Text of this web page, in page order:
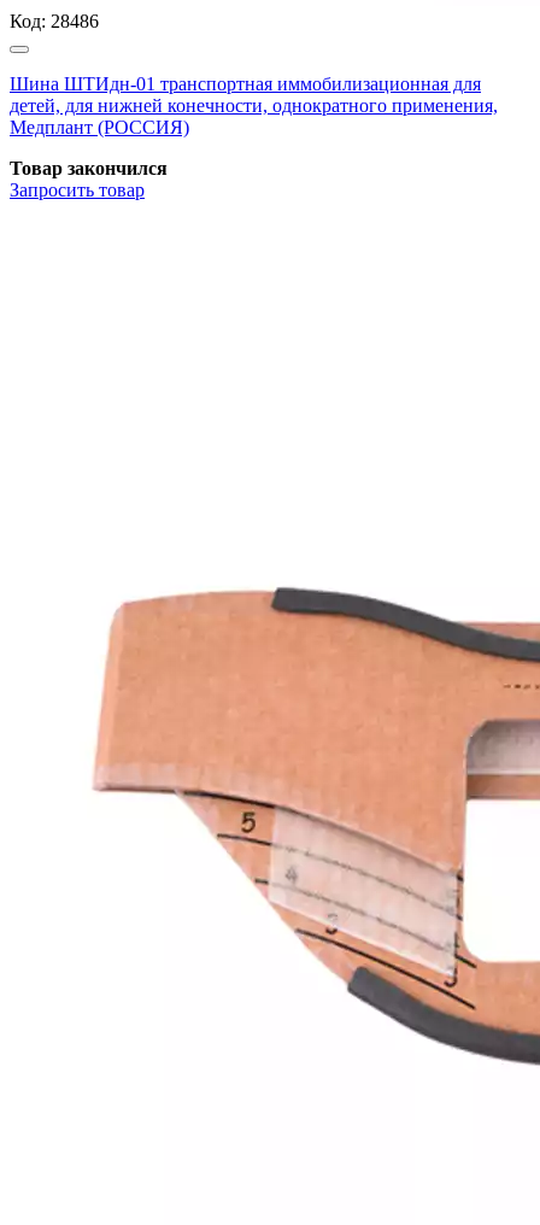
Код: 28486
Шина ШТИдн-01 транспортная иммобилизационная для
детей, для нижней конечности, однократного применения,
Медплант (РОССИЯ)
Товар закончился
Запросить товар